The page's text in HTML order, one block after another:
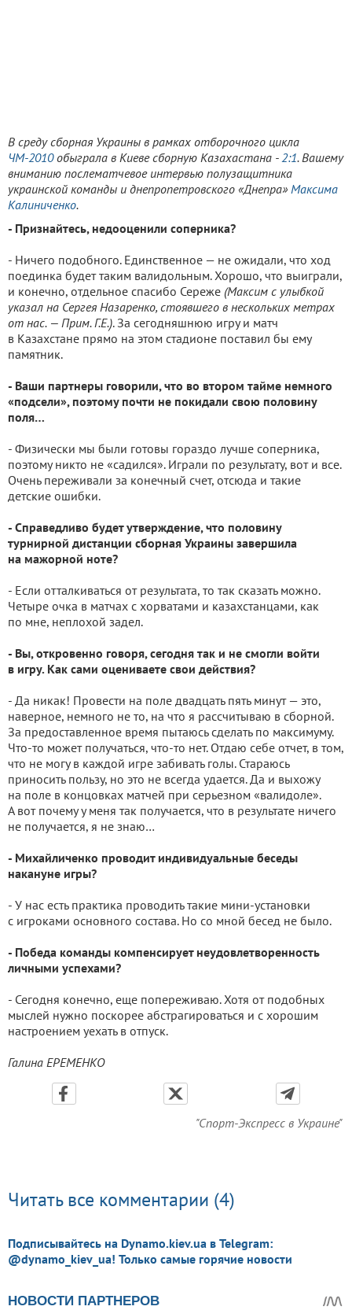
В среду сборная Украины в рамках отборочного цикла
ЧМ-2010обыграла в Киеве сборную Казахастана -2:1. Вашему
вниманию послематчевое интервью полузащитника
украинской команды и днепропетровского «Днепра» Максима
Калиниченко.
- Признайтесь, недооценили соперника?
- Ничего подобного. Единственное — не ожидали, что ход
поединка будет таким валидольным. Хорошо, что выиграли,
и конечно, отдельное спасибо Сереже (Максим с улыбкой
указал на Сергея Назаренко, стоявшего в нескольких метрах
от нас. — Прим. Г.Е.). За сегодняшнюю игру и матч
в Казахстане прямо на этом стадионе поставил бы ему
памятник.
- Ваши партнеры говорили, что во втором тайме немного
«подсели», поэтому почти не покидали свою половину
поля…
- Физически мы были готовы гораздо лучше соперника,
поэтому никто не «садился». Играли по результату, вот и все.
Очень переживали за конечный счет, отсюда и такие
детские ошибки.
- Справедливо будет утверждение, что половину
турнирной дистанции сборная Украины завершила
на мажорной ноте?
- Если отталкиваться от результата, то так сказать можно.
Четыре очка в матчах с хорватами и казахстанцами, как
по мне, неплохой задел.
- Вы, откровенно говоря, сегодня так и не смогли войти
в игру. Как сами оцениваете свои действия?
- Да никак! Провести на поле двадцать пять минут — это,
наверное, немного не то, на что я рассчитываю в сборной.
За предоставленное время пытаюсь сделать по максимуму.
Что-то может получаться, что-то нет. Отдаю себе отчет, в том,
что не могу в каждой игре забивать голы. Стараюсь
приносить пользу, но это не всегда удается. Да и выхожу
на поле в концовках матчей при серьезном «валидоле».
А вот почему у меня так получается, что в результате ничего
не получается, я не знаю…
- Михайличенко проводит индивидуальные беседы
накануне игры?
- У нас есть практика проводить такие мини-установки
с игроками основного состава. Но со мной бесед не было.
- Победа команды компенсирует неудовлетворенность
личными успехами?
- Сегодня конечно, еще попереживаю. Хотя от подобных
мыслей нужно поскорее абстрагироваться и с хорошим
настроением уехать в отпуск.
Галина ЕРЕМЕНКО
"Спорт-Экспресс в Украине"
Читать все комментарии (4)
Подписывайтесь на Dynamo.kiev.ua в Telegram:
@dynamo_kiev_ua! Только самые горячие новости